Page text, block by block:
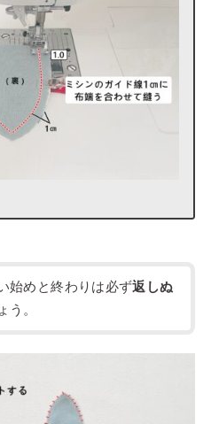
始めと終わりは必ず返しぬ
う。